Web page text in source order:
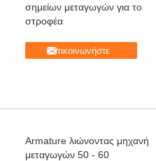
σημείων μεταγωγών για το
στροφέα
Επικοινωνήστε
Armature λιώνοντας μηχανή
μεταγωγών 50 - 60